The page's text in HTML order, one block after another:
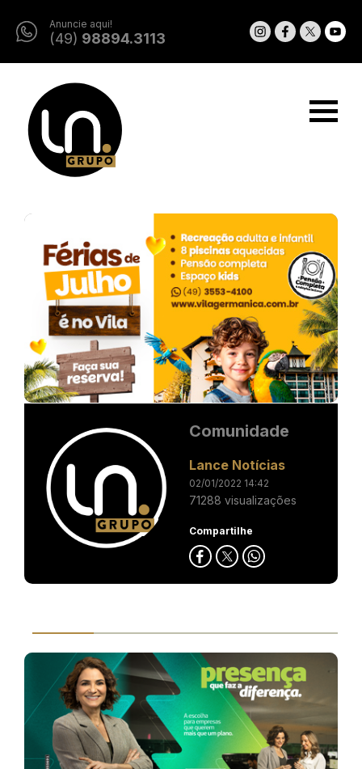
Anuncie aqui!
(49) 98894.3113
Comunidade
Lance Notícias
02/01/2022 14:42
71288 visualizações
Compartilhe